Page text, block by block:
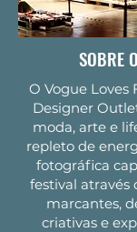
SOBRE
O Vogue Loves
Designer
moda, arte e
repleto de
fotográfica
festival através
marcantes,
criativas e